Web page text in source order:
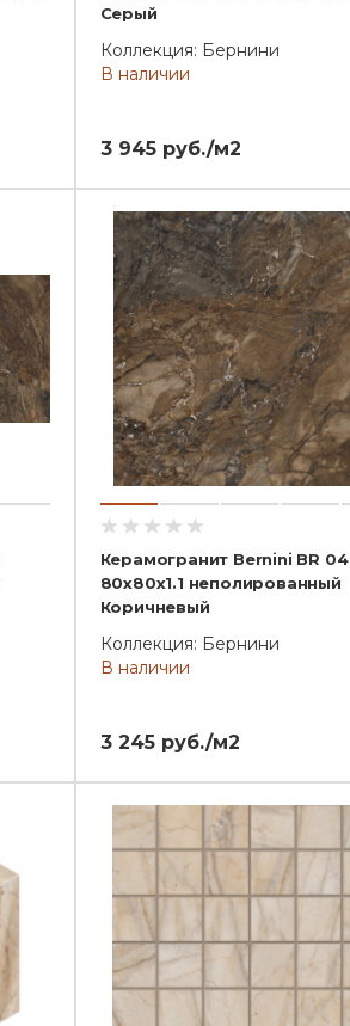
Серый
Коллекция: Бернини
В наличии
3 945 руб./м2
Керамогранит Bernini BR 04
80x80x1.1 неполированный
Коричневый
Коллекция: Бернини
В наличии
3 245 руб./м2